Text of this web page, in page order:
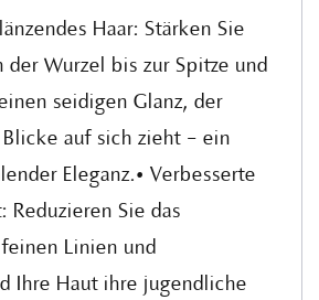
Haar: Stärken Sie
der Wurzel bis zur Spitze und
seidigen Glanz, der
auf sich zieht – ein
Eleganz.• Verbesserte
Reduzieren Sie das
Linien und
Ihre Haut ihre jugendliche